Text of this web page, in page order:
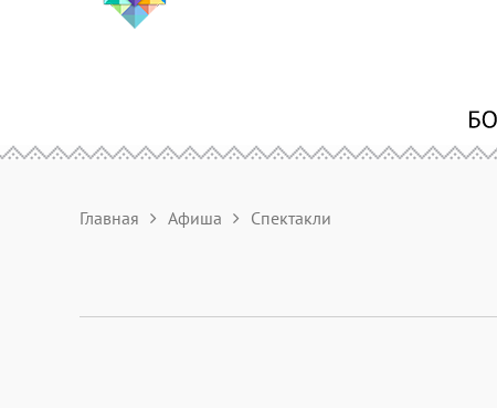
Главная Афиша Спектакли